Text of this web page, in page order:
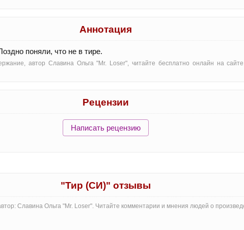
Аннотация
поняли, что не в тире.
автор Славина Ольга "Mr. Loser", читайте бесплатно онлайн на сайте
Рецензии
Написать рецензию
"Тир (СИ)" отзывы
Славина Ольга "Mr. Loser". Читайте комментарии и мнения людей о